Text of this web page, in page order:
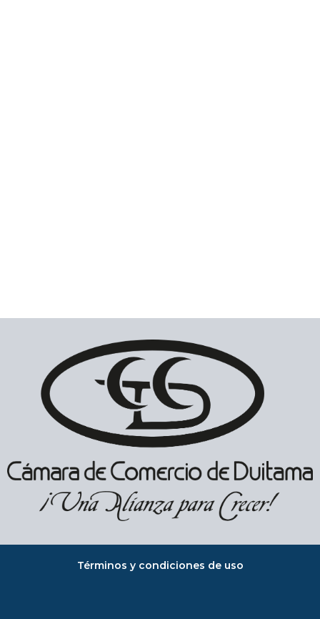
Términos y condiciones de uso